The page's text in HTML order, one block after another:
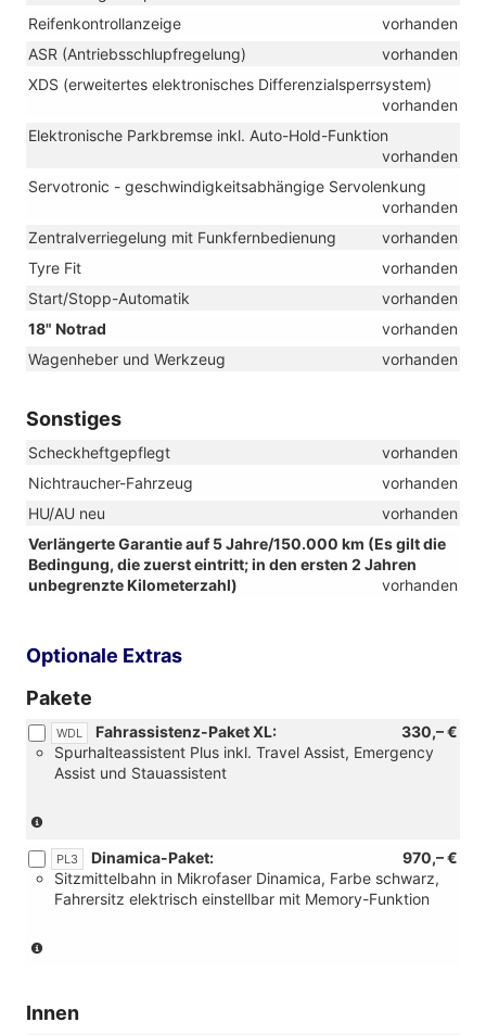
Reifenkontrollanzeige
vorhanden
ASR (Antriebsschlupfregelung)
vorhanden
XDS (erweitertes elektronisches Differenzialsperrsystem)
vorhanden
Elektronische Parkbremse inkl. Auto-Hold-Funktion
vorhanden
Servotronic - geschwindigkeitsabhängige Servolenkung
vorhanden
Zentralverriegelung mit Funkfernbedienung
vorhanden
Tyre Fit
vorhanden
Start/Stopp-Automatik
vorhanden
18" Notrad
vorhanden
Wagenheber und Werkzeug
vorhanden
Sonstiges
Scheckheftgepflegt
vorhanden
Nichtraucher-Fahrzeug
vorhanden
HU/AU neu
vorhanden
Verlängerte Garantie auf 5 Jahre/150.000 km (Es gilt die
Bedingung, die zuerst eintritt; in den ersten 2 Jahren
unbegrenzte Kilometerzahl)
vorhanden
Optionale Extras
Pakete
WDL 330,– €
Fahrassistenz-Paket XL:
Spurhalteassistent Plus inkl. Travel Assist, Emergency
Assist und Stauassistent
Automatik-
Getriebe)
PL3 970,– €
Dinamica-Paket:
Sitzmittelbahn in Mikrofaser Dinamica, Farbe schwarz,
Fahrersitz elektrisch einstellbar mit Memory-Funktion
mit:
Innen